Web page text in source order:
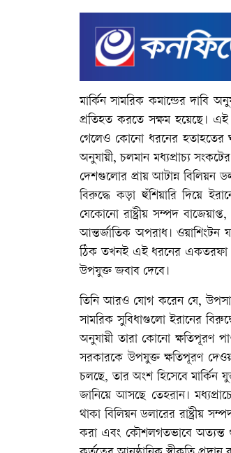
মার্কিন সামরিক কমান্ডের দাবি
প্রতিহত করতে সক্ষম হয়েছে। এই
গেলেও কোনো ধরনের হতাহতের
অনুযায়ী, চলমান মধ্যপ্রাচ্য
দেশগুলোর প্রায় আটান্ন বিলিয়ন
বিরুদ্ধে কড়া হুঁশিয়ারি দিয়ে
যেকোনো রাষ্ট্রীয় সম্পদ
আন্তর্জাতিক অপরাধ।
ঠিক তখনই এই ধরনের একতরফা
উপযুক্ত জবাব দেবে।
তিনি আরও যোগ করেন যে,
সামরিক সুবিধাগুলো ইরানের
অনুযায়ী তারা কোনো ক্ষতিপূরণ
সরকারকে উপযুক্ত ক্ষতিপূরণ
চলছে, তার অংশ হিসেবে মার্কিন
জানিয়ে আসছে তেহরান।
থাকা বিলিয়ন ডলারের রাষ্ট্রীয়
করা এবং কৌশলগতভাবে অত্যন্ত